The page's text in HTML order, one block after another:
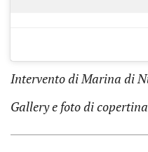
Intervento di Marina di
Gallery e foto di